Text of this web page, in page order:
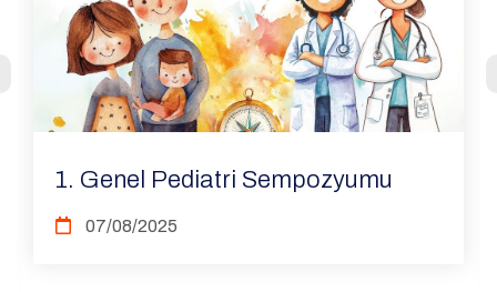
1. Genel Pediatri Sempozyumu
07/08/2025